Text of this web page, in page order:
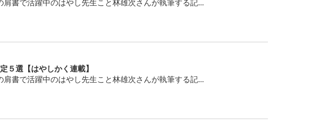
で活躍中のはやし先生こと林雄次さんが執筆する記...
５選【はやしかく連載】
で活躍中のはやし先生こと林雄次さんが執筆する記...